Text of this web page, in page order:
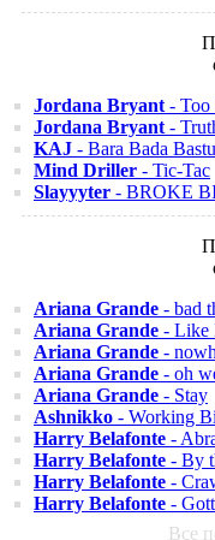
Jordana Bryant - Too
Jordana Bryant -
KAJ - Bara Bada
Mind Driller - Tic-Tac
Slayyyter - BROKE
Ariana Grande - bad
Ariana Grande - Like
Ariana Grande -
Ariana Grande - oh
Ariana Grande - Stay
Ashnikko - Working
Harry Belafonte -
Harry Belafonte - By
Harry Belafonte -
Harry Belafonte -
Все